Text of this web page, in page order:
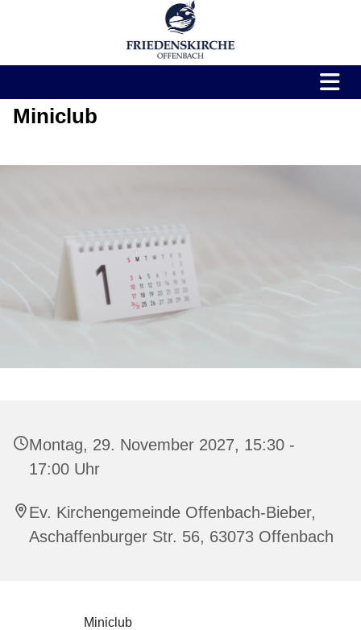
Miniclub
Montag, 29. November 2027, 15:30 -
17:00 Uhr
Ev. Kirchengemeinde Offenbach-Bieber,
Aschaffenburger Str. 56, 63073 Offenbach
Miniclub